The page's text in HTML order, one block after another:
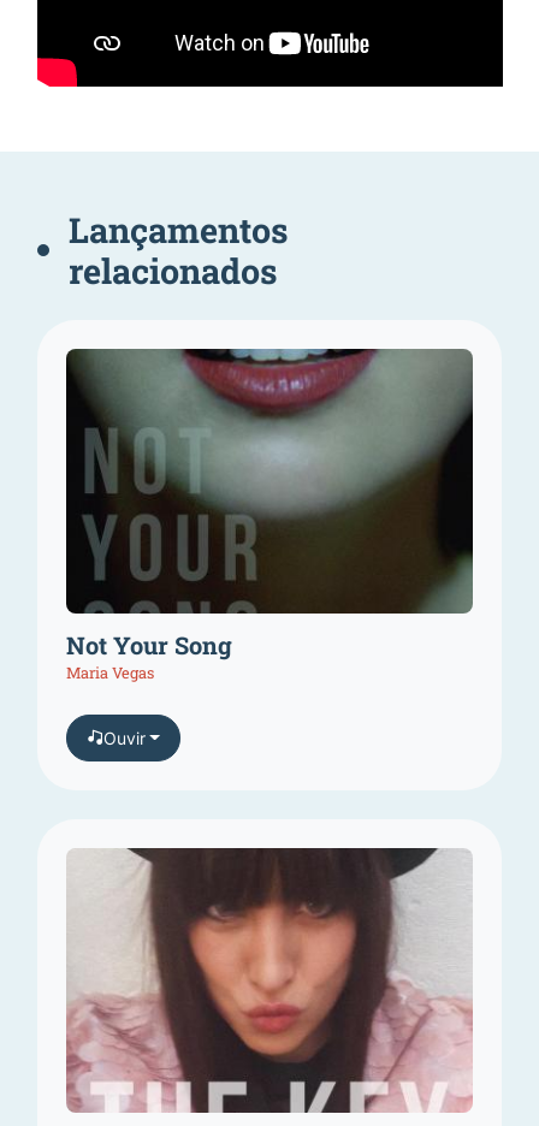
Lançamentos
relacionados
Not Your Song
Maria Vegas
Ouvir